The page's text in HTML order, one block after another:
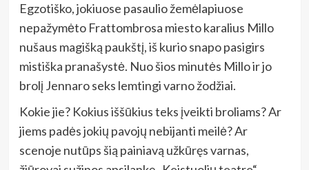
Egzotiško, jokiuose pasaulio žemėlapiuose
nepažymėto Frattombrosa miesto karalius Millo
nušaus magišką paukštį, iš kurio snapo pasigirs
mistiška pranašystė. Nuo šios minutės Millo ir jo
brolį Jennaro seks lemtingi varno žodžiai.
Kokie jie? Kokius iššūkius teks įveikti broliams? Ar
jiems padės jokių pavojų nebijanti meilė? Ar
scenoje nutūps šią painiavą užkūręs varnas,